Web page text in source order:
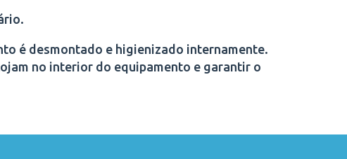
é desmontado e higienizado internamente.
no interior do equipamento e garantir o